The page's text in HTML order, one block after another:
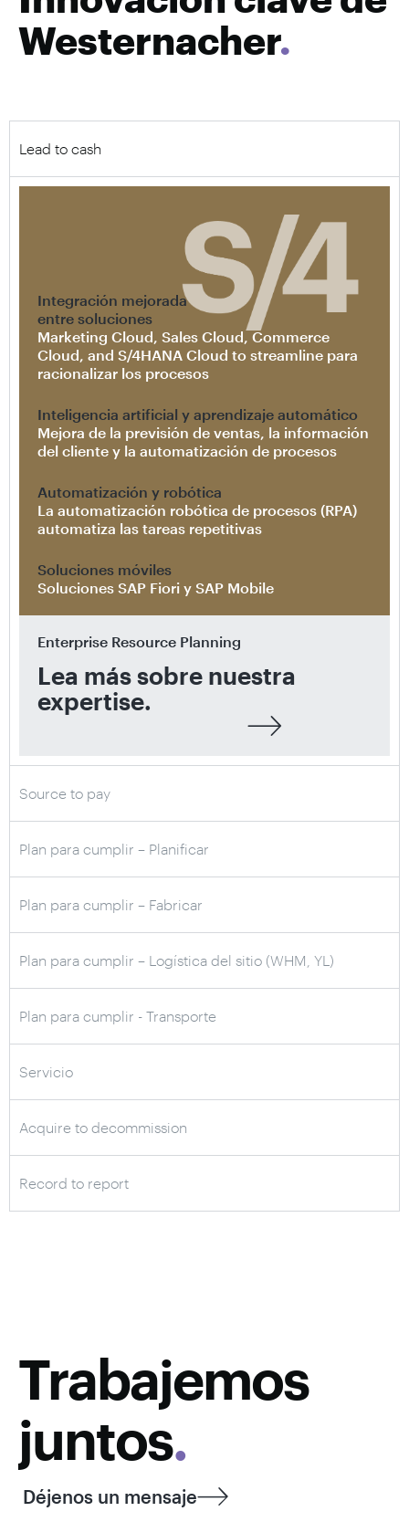
Westernacher.
Lead to cash
Integración mejorada
entre soluciones
Marketing Cloud, Sales Cloud, Commerce
Cloud, and S/4HANA Cloud to streamline para
racionalizar los procesos
Inteligencia artificial y aprendizaje automático
Mejora de la previsión de ventas, la información
del cliente y la automatización de procesos
Automatización y robótica
La automatización robótica de procesos (RPA)
automatiza las tareas repetitivas
Soluciones móviles
Soluciones SAP Fiori y SAP Mobile
Enterprise Resource Planning
Lea más sobre nuestra
expertise.
Source to pay
Plan para cumplir – Planificar
Plan para cumplir – Fabricar
Plan para cumplir – Logística del sitio (WHM, YL)
Plan para cumplir - Transporte
Servicio
Acquire to decommission
Record to report
Trabajemos
juntos.
Déjenos un mensaje